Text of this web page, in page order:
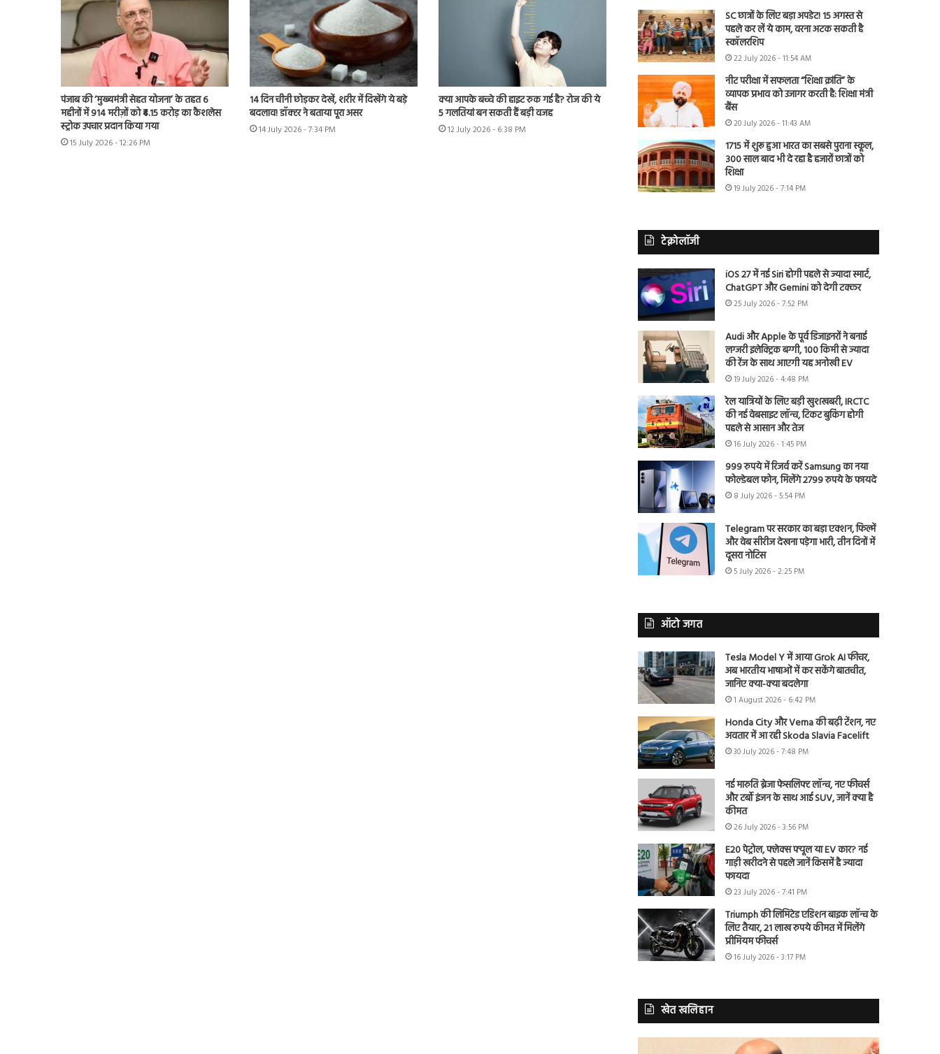
पंजाब की ‘मुख्यमंत्री सेहत योजना’ के तहत 6
महीनों में 914 मरीज़ों को ₹4.15 करोड़ का कैशलेस
स्ट्रोक उपचार प्रदान किया गया
15 July 2026 - 12:26 PM
14 दिन चीनी छोड़कर देखें, शरीर में दिखेंगे ये बड़े
बदलाव! डॉक्टर ने बताया पूरा असर
14 July 2026 - 7:34 PM
क्या आपके बच्चे की हाइट रुक गई है? रोज की ये
5 गलतियां बन सकती हैं बड़ी वजह
12 July 2026 - 6:38 PM
SC छात्रों के लिए बड़ा अपडेट! 15 अगस्त से
पहले कर लें ये काम, वरना अटक सकती है
स्कॉलरशिप
22 July 2026 - 11:54 AM
नीट परीक्षा में सफलता “शिक्षा क्रांति” के
व्यापक प्रभाव को उजागर करती है: शिक्षा मंत्री
बैंस
20 July 2026 - 11:43 AM
1715 में शुरू हुआ भारत का सबसे पुराना स्कूल,
300 साल बाद भी दे रहा है हजारों छात्रों को
शिक्षा
19 July 2026 - 7:14 PM
टेक्नोलॉजी
iOS 27 में नई Siri होगी पहले से ज्यादा स्मार्ट,
ChatGPT और Gemini को देगी टक्कर
25 July 2026 - 7:52 PM
Audi और Apple के पूर्व डिजाइनरों ने बनाई
लग्जरी इलेक्ट्रिक बग्गी, 100 किमी से ज्यादा
की रेंज के साथ आएगी यह अनोखी EV
19 July 2026 - 4:48 PM
रेल यात्रियों के लिए बड़ी खुशखबरी, IRCTC
की नई वेबसाइट लॉन्च, टिकट बुकिंग होगी
पहले से आसान और तेज
16 July 2026 - 1:45 PM
999 रुपये में रिजर्व करें Samsung का नया
फोल्डेबल फोन, मिलेंगे 2799 रुपये के फायदे
8 July 2026 - 5:54 PM
Telegram पर सरकार का बड़ा एक्शन, फिल्में
और वेब सीरीज देखना पड़ेगा भारी, तीन दिनों में
दूसरा नोटिस
5 July 2026 - 2:25 PM
ऑटो जगत
Tesla Model Y में आया Grok AI फीचर,
अब भारतीय भाषाओं में कर सकेंगे बातचीत,
जानिए क्या-क्या बदलेगा
1 August 2026 - 6:42 PM
Honda City और Verna की बढ़ी टेंशन, नए
अवतार में आ रही Skoda Slavia Facelift
30 July 2026 - 7:48 PM
नई मारुति ब्रेजा फेसलिफ्ट लॉन्च, नए फीचर्स
और टर्बो इंजन के साथ आई SUV, जानें क्या है
कीमत
26 July 2026 - 3:56 PM
E20 पेट्रोल, फ्लेक्स फ्यूल या EV कार? नई
गाड़ी खरीदने से पहले जानें किसमें है ज्यादा
फायदा
23 July 2026 - 7:41 PM
Triumph की लिमिटेड एडिशन बाइक लॉन्च के
लिए तैयार, 21 लाख रुपये कीमत में मिलेंगे
प्रीमियम फीचर्स
16 July 2026 - 3:17 PM
खेत खलिहान